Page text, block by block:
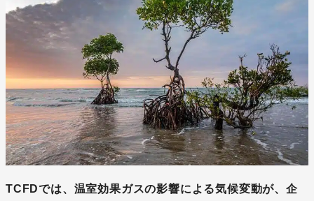
TCFDでは、温室効果ガスの影響による気候変動が、企